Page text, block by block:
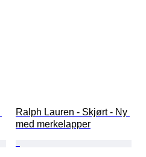
Ralph Lauren - Skjørt - Ny
med merkelapper